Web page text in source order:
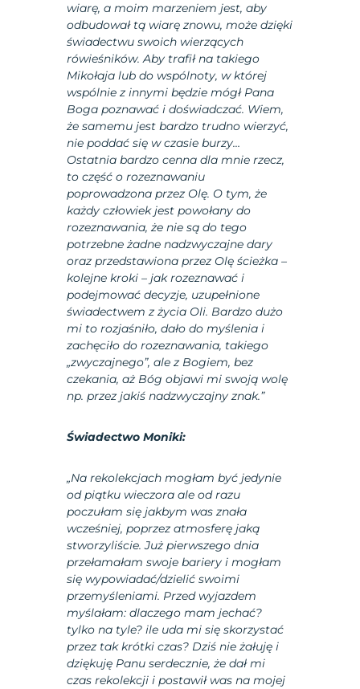
wiarę, a moim marzeniem jest, aby
odbudował tą wiarę znowu, może dzięki
świadectwu swoich wierzących
rówieśników. Aby trafił na takiego
Mikołaja lub do wspólnoty, w której
wspólnie z innymi będzie mógł Pana
Boga poznawać i doświadczać. Wiem,
że samemu jest bardzo trudno wierzyć,
nie poddać się w czasie burzy…
Ostatnia bardzo cenna dla mnie rzecz,
to część o rozeznawaniu
poprowadzona przez Olę. O tym, że
każdy człowiek jest powołany do
rozeznawania, że nie są do tego
potrzebne żadne nadzwyczajne dary
oraz przedstawiona przez Olę ścieżka –
kolejne kroki – jak rozeznawać i
podejmować decyzje, uzupełnione
świadectwem z życia Oli. Bardzo dużo
mi to rozjaśniło, dało do myślenia i
zachęciło do rozeznawania, takiego
„zwyczajnego”, ale z Bogiem, bez
czekania, aż Bóg objawi mi swoją wolę
np. przez jakiś nadzwyczajny znak.”
Świadectwo Moniki:
„Na rekolekcjach mogłam być jedynie
od piątku wieczora ale od razu
poczułam się jakbym was znała
wcześniej, poprzez atmosferę jaką
stworzyliście. Już pierwszego dnia
przełamałam swoje bariery i mogłam
się wypowiadać/dzielić swoimi
przemyśleniami. Przed wyjazdem
myślałam: dlaczego mam jechać?
tylko na tyle? ile uda mi się skorzystać
przez tak krótki czas? Dziś nie żałuję i
dziękuję Panu serdecznie, że dał mi
czas rekolekcji i postawił was na mojej